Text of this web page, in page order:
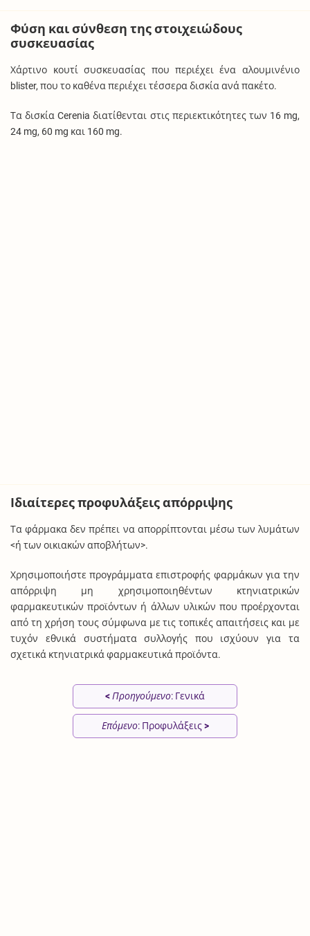
Φύση και σύνθεση της στοιχειώδους
συσκευασίας
Χάρτινο κουτί συσκευασίας που περιέχει ένα αλουμινένιο
blister, που το καθένα περιέχει τέσσερα δισκία ανά πακέτο.
Τα δισκία Cerenia διατίθενται στις περιεκτικότητες των 16 mg,
24 mg, 60 mg και 160 mg.
Ιδιαίτερες προφυλάξεις απόρριψης
Τα φάρμακα δεν πρέπει να απορρίπτονται μέσω των λυμάτων
<ή των οικιακών αποβλήτων>.
Χρησιμοποιήστε προγράμματα επιστροφής φαρμάκων για την
απόρριψη μη χρησιμοποιηθέντων κτηνιατρικών
φαρμακευτικών προϊόντων ή άλλων υλικών που προέρχονται
από τη χρήση τους σύμφωνα με τις τοπικές απαιτήσεις και με
τυχόν εθνικά συστήματα συλλογής που ισχύουν για τα
σχετικά κτηνιατρικά φαρμακευτικά προϊόντα.
< Προηγούμενο: Γενικά
Επόμενο: Προφυλάξεις>